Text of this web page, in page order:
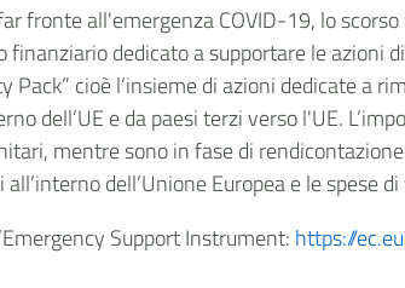
fronte all'emergenza COVID-19, lo
dedicato a supportare le azioni
Pack” cioè l’insieme di azioni dedicate a
dell’UE e da paesi terzi verso l'UE.
mentre sono in fase di
dell’Unione Europea e le spese
Support Instrument: https://